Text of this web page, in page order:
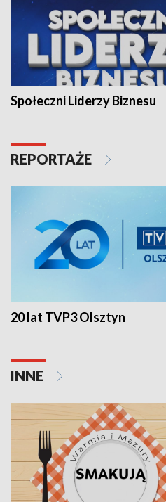
Społeczni Liderzy Biznesu
REPORTAŻE
20 lat TVP3 Olsztyn
INNE